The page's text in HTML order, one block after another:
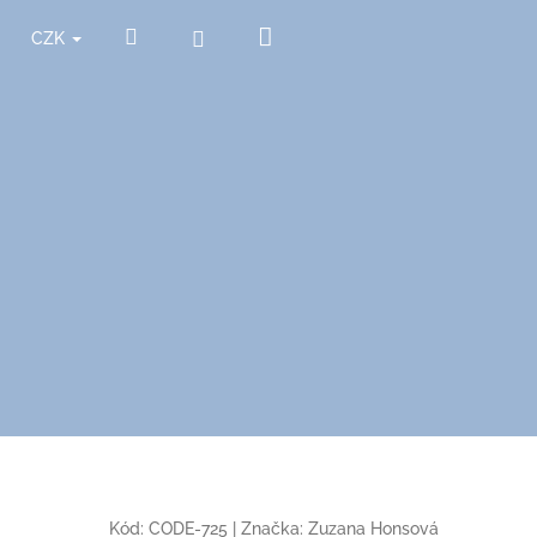
CZK Hledat Přihlášení
Kód: CODE-725 Značka: Zuzana Honsová